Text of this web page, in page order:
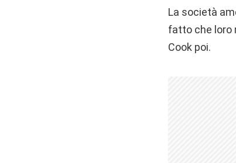
La società
fatto che loro
Cook poi.